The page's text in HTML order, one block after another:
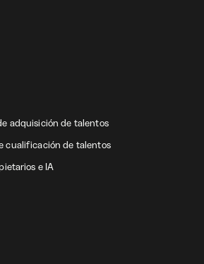
adquisición de talentos
cualificación de talentos
e IA